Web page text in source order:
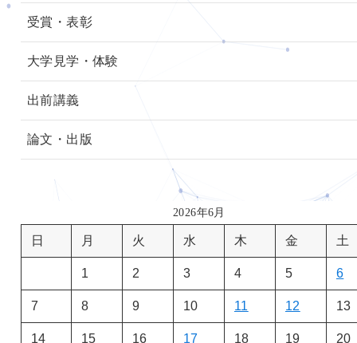
受賞・表彰
大学見学・体験
出前講義
論文・出版
2026年6月
日 月 火 水 木 金 土
1 2 3 4 5 6
7 8 9 10 11 12 13
14 15 16 17 18 19 20